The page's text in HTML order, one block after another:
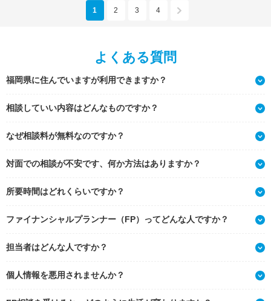
1 2 3 4
よくある質問
福岡県に住んでいますが利用できますか？
相談していい内容はどんなものですか？
なぜ相談料が無料なのですか？
対面での相談が不安です、何か方法はありますか？
所要時間はどれくらいですか？
ファイナンシャルプランナー（FP）ってどんな人ですか？
担当者はどんな人ですか？
個人情報を悪用されませんか？